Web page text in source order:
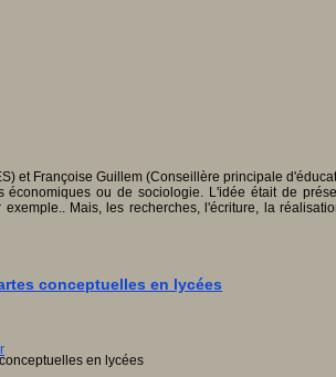
et Françoise Guillem (Conseillère principale
économiques ou de sociologie. L'idée était de
Mais, les recherches, l'écriture, la
conceptuelles en lycées